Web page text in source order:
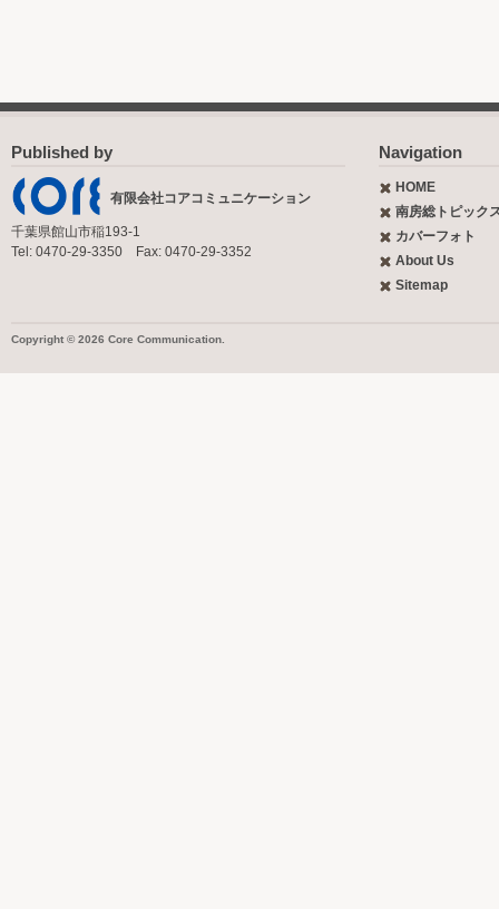
Published by
有限会社コアコミュニケーション
千葉県館山市稲193-1
Tel: 0470-29-3350 Fax: 0470-29-3352
Navigation
HOME
南房総トピック
カバーフォト
About Us
Sitemap
Copyright © 2026 Core Communication.